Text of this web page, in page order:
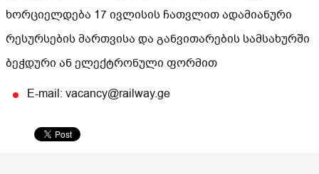
ხორციელდება 17 ივლისის ჩათვლით ადამიანური
რესურსების მართვისა და განვითარების სამსახურში
ბეჭდური ან ელექტრონული ფორმით
E-mail: vacancy@railway.ge